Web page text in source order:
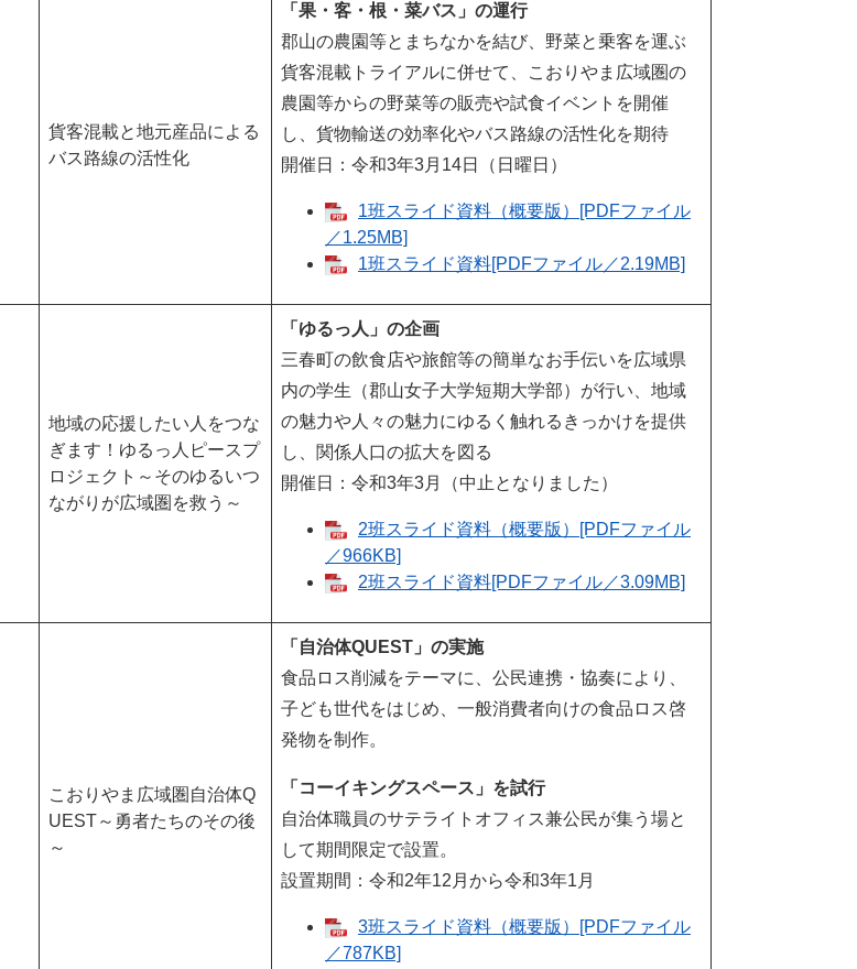
貨客混載と地元産品による
バス路線の活性化
「果・客・根・菜バス」の運行
郡山の農園等とまちなかを結び、野菜と乗客を運ぶ
貨客混載トライアルに併せて、こおりやま広域圏の
農園等からの野菜等の販売や試食イベントを開催
し、貨物輸送の効率化やバス路線の活性化を期待
開催日：令和3年3月14日（日曜日）
1班スライド資料（概要版）[PDFファイル
／1.25MB]
1班スライド資料[PDFファイル／2.19MB]
地域の応援したい人をつな
ぎます！ゆるっ人ピースプ
ロジェクト～そのゆるいつ
ながりが広域圏を救う～
「ゆるっ人」の企画
三春町の飲食店や旅館等の簡単なお手伝いを広域県
内の学生（郡山女子大学短期大学部）が行い、地域
の魅力や人々の魅力にゆるく触れるきっかけを提供
し、関係人口の拡大を図る
開催日：令和3年3月（中止となりました）
2班スライド資料（概要版）[PDFファイル
／966KB]
2班スライド資料[PDFファイル／3.09MB]
こおりやま広域圏自治体Q
UEST～勇者たちのその後
～
「自治体QUEST」の実施
食品ロス削減をテーマに、公民連携・協奏により、
子ども世代をはじめ、一般消費者向けの食品ロス啓
発物を制作。
「コーイキングスペース」を試行
自治体職員のサテライトオフィス兼公民が集う場と
して期間限定で設置。
設置期間：令和2年12月から令和3年1月
3班スライド資料（概要版）[PDFファイル
／787KB]